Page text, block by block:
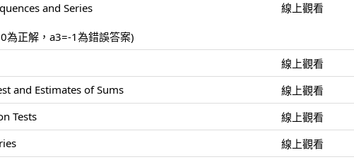
and Series
為正解，a3=-1為錯誤答案)
線上觀看
線上觀看
and Estimates of Sums
線上觀看
Tests
線上觀看
線上觀看